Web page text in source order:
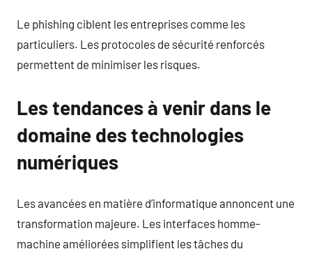
Le phishing ciblent les entreprises comme les
particuliers. Les protocoles de sécurité renforcés
permettent de minimiser les risques.
Les tendances à venir dans le
domaine des technologies
numériques
Les avancées en matière d’informatique annoncent une
transformation majeure. Les interfaces homme-
machine améliorées simplifient les tâches du